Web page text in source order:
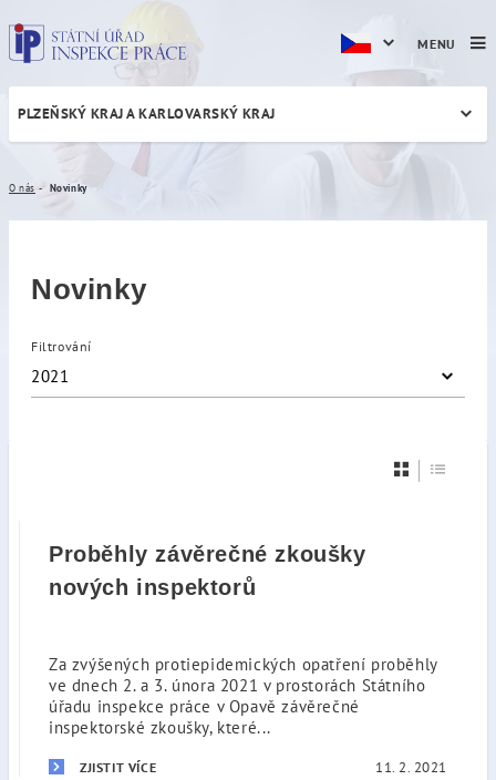
Novinky
PLZEŇSKÝ KRAJ A KARLOVARSKÝ KRAJ
O nás Novinky
Novinky
Filtrování
2021
Proběhly závěrečné zkoušky
nových inspektorů
Za zvýšených protiepidemických opatření proběhly
ve dnech 2. a 3. února 2021 v prostorách Státního
úřadu inspekce práce v Opavě závěrečné
inspektorské zkoušky, které...
ZJISTIT VÍCE 11. 2. 2021
MENU